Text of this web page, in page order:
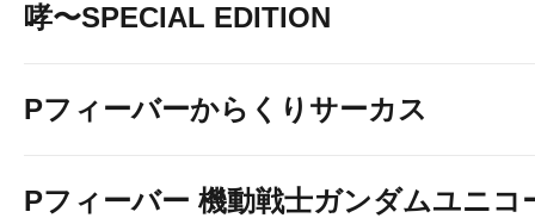
哮〜SPECIAL EDITION
Pフィーバーからくりサーカス
Pフィーバー 機動戦士ガンダムユニコ